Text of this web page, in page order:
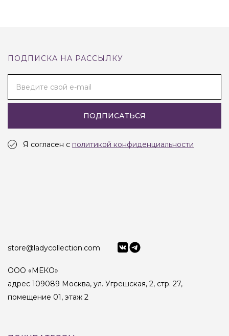
ПОДПИСКА НА РАССЫЛКУ
Введите свой e-mail
ПОДПИСАТЬСЯ
Я согласен с политикой конфиденциальности
store@ladycollection.com
ООО «МЕКО»
адрес 109089 Москва, ул. Угрешская, 2, стр. 27,
помещение 01, этаж 2